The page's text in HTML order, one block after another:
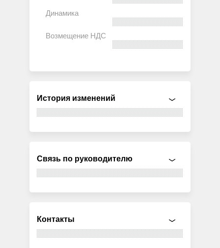
История изменений
Связь по руководителю
Контакты